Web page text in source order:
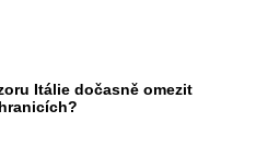
Itálie dočasně omezit